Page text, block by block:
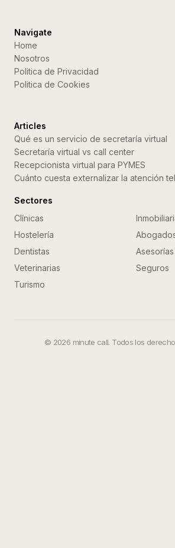
Navigate
Home
Nosotros
Politica de Privacidad
Politica de Cookies
Articles
Qué es un servicio de secretaría virtual
Secretaría virtual vs call center
Recepcionista virtual para PYMES
Cuánto cuesta externalizar la atención
Sectores
Clínicas
Hostelería
Dentistas
Asesorías
Veterinarias
Seguros
Turismo
© 2026 minute call. Todos los